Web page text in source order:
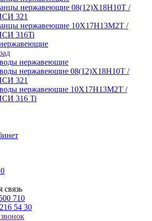
нержавеющие 08(12)Х18Н10Т /
321
нержавеющие 10Х17Н13М2Т /
316Ti
нержавеющие
нержавеющие 08(12)Х18Н10Т /
321
нержавеющие 10Х17Н13М2Т /
316 Ti
связь
710
54 30